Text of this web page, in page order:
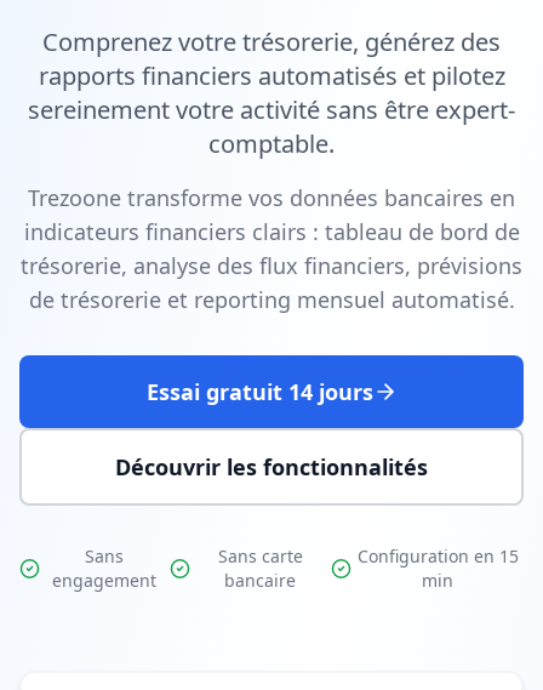
Comprenez votre trésorerie, générez des
rapports financiers automatisés et pilotez
sereinement votre activité sans être expert-
comptable.
Trezoone transforme vos données bancaires en
indicateurs financiers clairs : tableau de bord de
trésorerie, analyse des flux financiers, prévisions
de trésorerie et reporting mensuel automatisé.
Essai gratuit 14 jours
Découvrir les fonctionnalités
Sans
engagement
Sans carte
bancaire
Configuration en 15
min